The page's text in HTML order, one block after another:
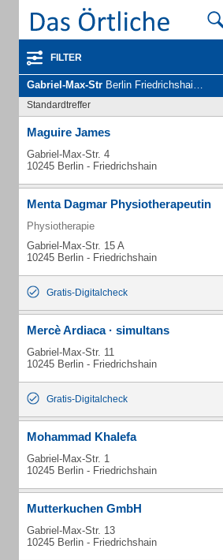
FILTER
Gabriel-Max-Str Berlin Friedrichshain - Unternehmen und Personen
Standardtreffer
Maguire James
Gabriel-Max-Str. 4
10245 Berlin - Friedrichshain
Menta Dagmar Physiotherapeutin
Physiotherapie
Gabriel-Max-Str. 15 A
10245 Berlin - Friedrichshain
Gratis-Digitalcheck
Mercè Ardiaca · simultans
Gabriel-Max-Str. 11
10245 Berlin - Friedrichshain
Gratis-Digitalcheck
Mohammad Khalefa
Gabriel-Max-Str. 1
10245 Berlin - Friedrichshain
Mutterkuchen GmbH
Gabriel-Max-Str. 13
10245 Berlin - Friedrichshain